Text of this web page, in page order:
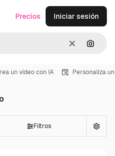
Borrar
Precios Iniciar sesión
un vídeo con IA Personaliza
Filtros